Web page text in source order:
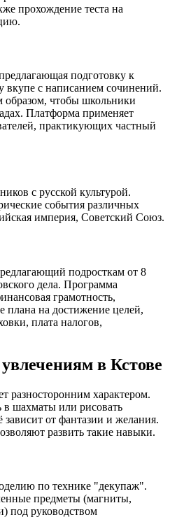
прохождение теста на
подготовку к
вкупе с написанием сочинений.
образом, чтобы школьники
Платформа применяет
практикующих частный
с русской культурой.
события различных
империя, Советский Союз.
подросткам от 8
дела. Программа
грамотность,
плана на достижение целей,
плата налогов,
в Кстове
разносторонним характером.
в шахматы или рисовать
от фантазии и желания.
развить такие навыки.
по технике "декупаж".
предметы (магниты,
под руководством